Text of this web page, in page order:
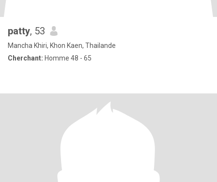
patty, 53
Mancha Khiri, Khon Kaen, Thailande
Cherchant: Homme 48 - 65